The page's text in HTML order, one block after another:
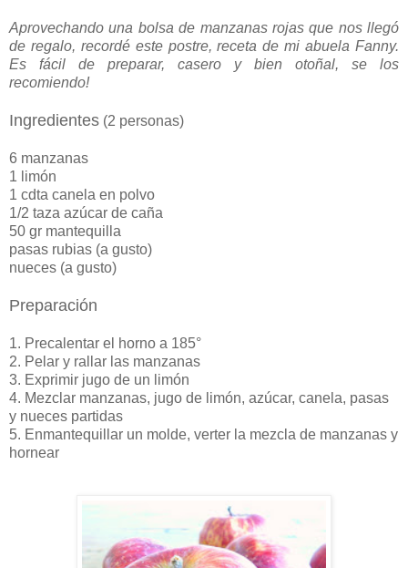
Aprovechando una bolsa de manzanas rojas que nos llegó
de regalo, recordé este postre, receta de mi abuela Fanny.
Es fácil de preparar, casero y bien otoñal, se los
recomiendo!
Ingredientes (2 personas)
6 manzanas
1 limón
1 cdta canela en polvo
1/2 taza azúcar de caña
50 gr mantequilla
pasas rubias (a gusto)
nueces (a gusto)
Preparación
1. Precalentar el horno a 185°
2. Pelar y rallar las manzanas
3. Exprimir jugo de un limón
4. Mezclar manzanas, jugo de limón, azúcar, canela, pasas
y nueces partidas
5. Enmantequillar un molde, verter la mezcla de manzanas y
hornear